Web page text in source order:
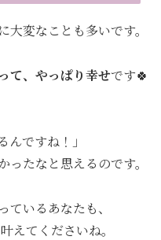
変なことも多いです。
て、やっぱり幸せです🍀
んですね！」
たなと思えるのです。
ているあなたも、
えてくださいね。